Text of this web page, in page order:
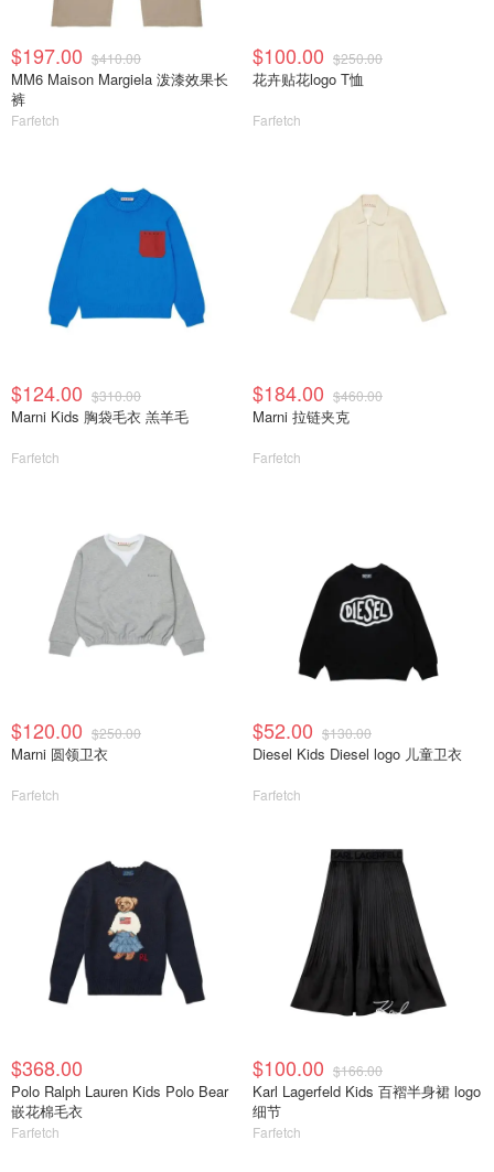
$197.00 $410.00
MM6 Maison Margiela 泼漆效果长
裤
Farfetch
$100.00 $250.00
花卉贴花logo T恤
Farfetch
$124.00 $310.00
Marni Kids 胸袋毛衣 羔羊毛
Farfetch
$184.00 $460.00
Marni 拉链夹克
Farfetch
$120.00 $250.00
Marni 圆领卫衣
Farfetch
$52.00 $130.00
Diesel Kids Diesel logo 儿童卫衣
Farfetch
$368.00
Polo Ralph Lauren Kids Polo Bear
嵌花棉毛衣
Farfetch
$100.00 $166.00
Karl Lagerfeld Kids 百褶半身裙 logo
细节
Farfetch